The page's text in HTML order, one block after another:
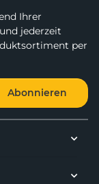
Ihrer
jederzeit
per
Abonnieren